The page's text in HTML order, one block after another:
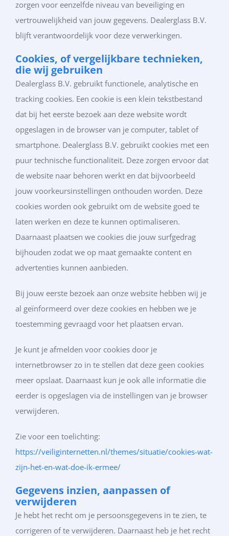
zorgen voor eenzelfde niveau van beveiliging en
vertrouwelijkheid van jouw gegevens. Dealerglass B.V.
blijft verantwoordelijk voor deze verwerkingen.
Cookies, of vergelijkbare technieken,
die wij gebruiken
Dealerglass B.V. gebruikt functionele, analytische en
tracking cookies. Een cookie is een klein tekstbestand
dat bij het eerste bezoek aan deze website wordt
opgeslagen in de browser van je computer, tablet of
smartphone. Dealerglass B.V. gebruikt cookies met een
puur technische functionaliteit. Deze zorgen ervoor dat
de website naar behoren werkt en dat bijvoorbeeld
jouw voorkeursinstellingen onthouden worden. Deze
cookies worden ook gebruikt om de website goed te
laten werken en deze te kunnen optimaliseren.
Daarnaast plaatsen we cookies die jouw surfgedrag
bijhouden zodat we op maat gemaakte content en
advertenties kunnen aanbieden.
Bij jouw eerste bezoek aan onze website hebben wij je
al geïnformeerd over deze cookies en hebben we je
toestemming gevraagd voor het plaatsen ervan.
Je kunt je afmelden voor cookies door je
internetbrowser zo in te stellen dat deze geen cookies
meer opslaat. Daarnaast kun je ook alle informatie die
eerder is opgeslagen via de instellingen van je browser
verwijderen.
Zie voor een toelichting:
https://veiliginternetten.nl/themes/situatie/cookies-wat-
zijn-het-en-wat-doe-ik-ermee/
Gegevens inzien, aanpassen of
verwijderen
Je hebt het recht om je persoonsgegevens in te zien, te
corrigeren of te verwijderen. Daarnaast heb je het recht